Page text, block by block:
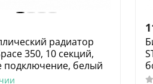
радиатор
350, 10 секций,
подключение, белый